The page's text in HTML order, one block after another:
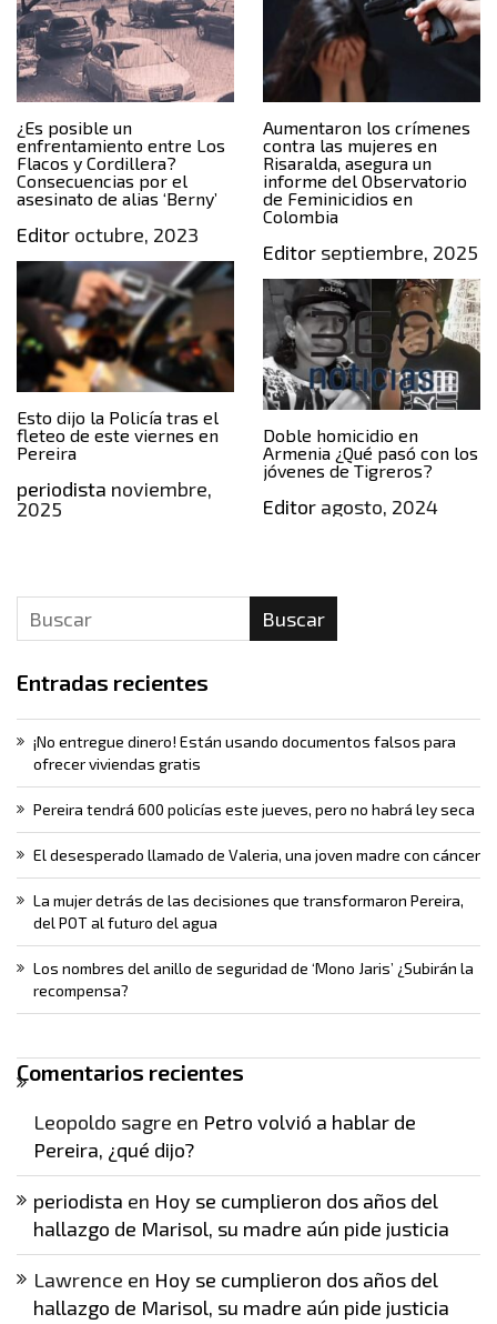
¿Es posible un
enfrentamiento entre Los
Flacos y Cordillera?
Consecuencias por el
asesinato de alias ‘Berny’
Editor octubre, 2023
Aumentaron los crímenes
contra las mujeres en
Risaralda, asegura un
informe del Observatorio
de Feminicidios en
Colombia
Editorseptiembre, 2025
Esto dijo la Policía tras el
fleteo de este viernes en
Pereira
periodista noviembre,
2025
Doble homicidio en
Armenia ¿Qué pasó con los
jóvenes de Tigreros?
Editoragosto, 2024
Buscar
Entradas recientes
¡No entregue dinero! Están usando documentos falsos para
ofrecer viviendas gratis
Pereira tendrá 600 policías este jueves, pero no habrá ley seca
El desesperado llamado de Valeria, una joven madre con cáncer
La mujer detrás de las decisiones que transformaron Pereira,
del POT al futuro del agua
Los nombres del anillo de seguridad de ‘Mono Jaris’ ¿Subirán la
recompensa?
Comentarios recientes
Leopoldo sagre en Petro volvió a hablar de
Pereira, ¿qué dijo?
periodista en Hoy se cumplieron dos años del
hallazgo de Marisol, su madre aún pide justicia
Lawrence en Hoy se cumplieron dos años del
hallazgo de Marisol, su madre aún pide justicia